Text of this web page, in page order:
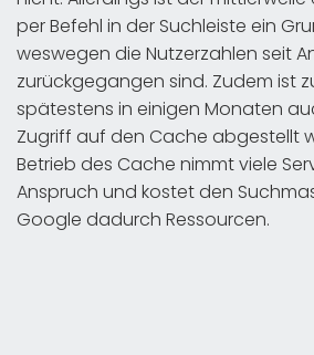
per Befehl in der Suchleiste ein
weswegen die Nutzerzahlen seit
zurückgegangen sind. Zudem ist
spätestens in einigen Monaten
Zugriff auf den Cache abgestellt
Betrieb des Cache nimmt viele
Anspruch und kostet den
Google dadurch Ressourcen.